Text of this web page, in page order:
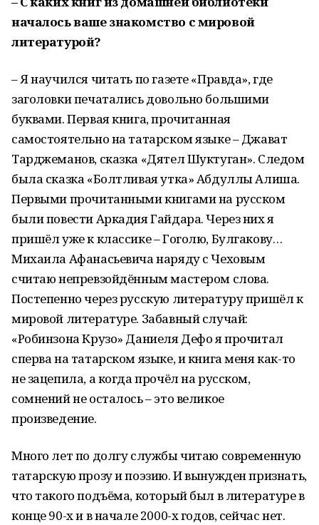
началось ваше знакомство с мировой
литературой?
– Я научился читать по газете «Правда», где
заголовки печатались довольно большими
буквами. Первая книга, прочитанная
самостоятельно на татарском языке – Джават
Тарджеманов, сказка «Дятел Шуктуган». Следом
была сказка «Болтливая утка» Абдуллы Алиша.
Первыми прочитанными книгами на русском
были повести Аркадия Гайдара. Через них я
пришёл уже к классике – Гоголю, Булгакову…
Михаила Афанасьевича наряду с Чеховым
считаю непревзойдённым мастером слова.
Постепенно через русскую литературу пришёл к
мировой литературе. Забавный случай:
«Робинзона Крузо» Даниеля Дефо я прочитал
сперва на татарском языке, и книга меня как-то
не зацепила, а когда прочёл на русском,
сомнений не осталось – это великое
произведение.
Много лет по долгу службы читаю современную
татарскую прозу и поэзию. И вынужден признать,
что такого подъёма, который был в литературе в
конце 90-х и в начале 2000-х годов, сейчас нет.